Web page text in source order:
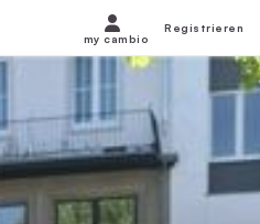
my cambio
Registrieren